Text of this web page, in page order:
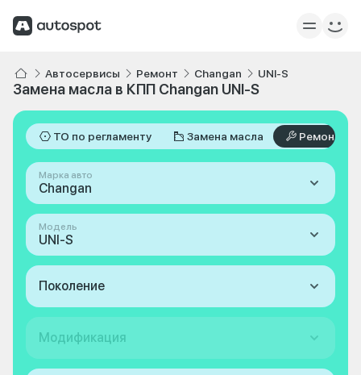
Автосервисы Ремонт Changan UNI-S
Замена масла в КПП Changan UNI-S
ТО по регламенту Замена масла Ремонт
Марка авто
Changan
Модель
UNI-S
Поколение
Модификация